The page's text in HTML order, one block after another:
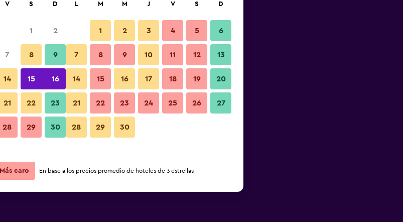
Ver precios
Ver precios
V S D
1 2
7 8 9
14 15 16
21 22 23
28 29 30
L M M J V S D
1 2 3 4 5 6
7 8 9 10 11 12 13
14 15 16 17 18 19 20
21 22 23 24 25 26 27
28 29 30
Más caro En base a los precios promedio de hoteles de 3 estrellas